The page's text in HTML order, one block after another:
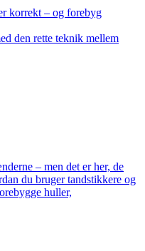
korrekt – og forebyg
den rette teknik mellem
– men det er her, de
du bruger tandstikkere og
huller,